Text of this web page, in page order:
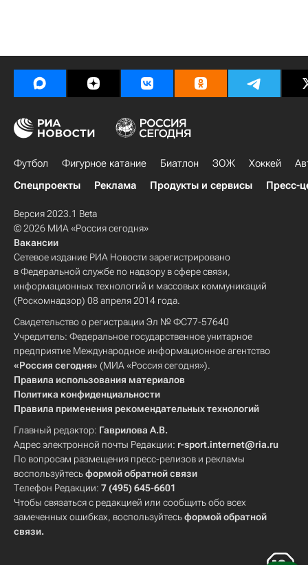
Футбол Фигурное катание Биатлон ЗОЖ Хоккей
Спецпроекты
Реклама Продукты и сервисы Пресс-
Версия 2023.1 Beta
© 2026 МИА «Россия сегодня»
Вакансии
Сетевое издание РИА Новости зарегистрировано
в Федеральной службе по надзору в сфере связи,
информационных технологий и массовых коммуникаций
(Роскомнадзор) 08 апреля 2014 года.
Свидетельство о регистрации Эл № ФС77-57640
Учредитель: Федеральное государственное унитарное
предприятие Международное информационное агентство
«Россия сегодня» (МИА «Россия сегодня»).
Правила использования материалов
Политика конфиденциальности
Правила применения рекомендательных технологий
Главный редактор: Гаврилова А.В.
Адрес электронной почты Редакции: r-sport.internet@ria.ru
По вопросам размещения пресс-релизов и рекламы
воспользуйтесьформой обратной связи
Телефон Редакции: 7 (495) 645-6601
Чтобы связаться с редакцией или сообщить обо всех
замеченных ошибках, воспользуйтесьформой обратной
связи.